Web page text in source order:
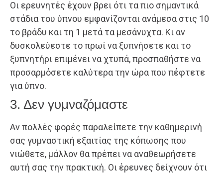
Οι ερευνητές έχουν βρει ότι τα πιο σημαντικά
στάδια του ύπνου εμφανίζονται ανάμεσα στις 10
το βράδυ και τη 1 μετά τα μεσάνυχτα. Κι αν
δυσκολεύεστε το πρωί να ξυπνήσετε και το
ξυπνητήρι επιμένει να χτυπά, προσπαθήστε να
προσαρμόσετε καλύτερα την ώρα που πέφτετε
για ύπνο.
3. Δεν γυμναζόμαστε
Αν πολλές φορές παραλείπετε την καθημερινή
σας γυμναστική εξαιτίας της κόπωσης που
νιώθετε, μάλλον θα πρέπει να αναθεωρήσετε
αυτή σας την πρακτική. Οι έρευνες δείχνουν ότι